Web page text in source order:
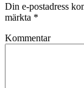
Din e-postadress
märkta *
Kommentar